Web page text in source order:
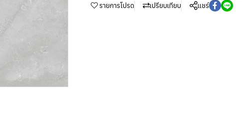
รายการโปรด เปรียบเทียบ แชร์